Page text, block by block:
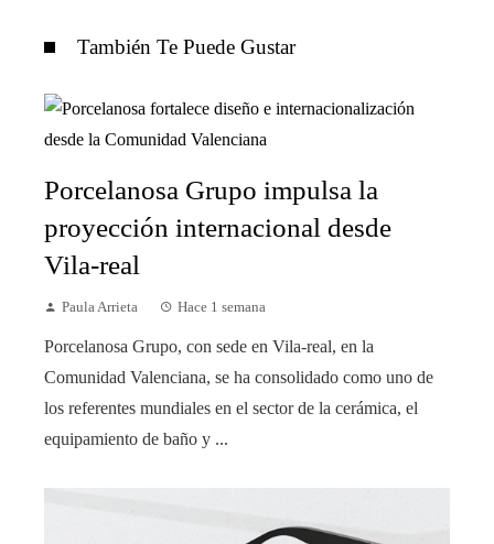
También Te Puede Gustar
Porcelanosa Grupo impulsa la
proyección internacional desde
Vila-real
Paula Arrieta Hace 1 semana
Porcelanosa Grupo, con sede en Vila-real, en la
Comunidad Valenciana, se ha consolidado como uno de
los referentes mundiales en el sector de la cerámica, el
equipamiento de baño y ...